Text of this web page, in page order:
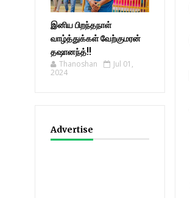
இனிய பிறந்தநாள்
வாழ்த்துக்கள் வேற்குமரன்
தஷானந்த்!!
Thanoshan
Jul 01,
2024
Advertise